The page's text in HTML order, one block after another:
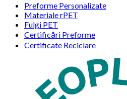
Preforme Personalizate
Materiale rPET
Fulgi PET
Certificări Preforme
Certificate Reciclare